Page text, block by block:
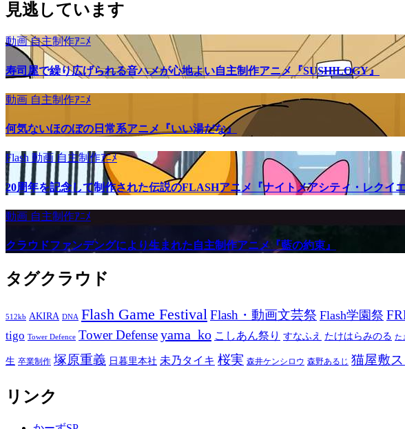
見逃しています
動画自主制作ｱﾆﾒ
寿司屋で繰り広げられる音ハメが心地よい自主制作アニメ『SUSHILOGY』
動画 自主制作ｱﾆﾒ
何気ないほのぼの日常系アニメ『いい湯だな』
Flash 動画自主制作ｱﾆﾒ
20周年を記念して制作された伝説のFLASHアニメ『ナイトメアシティ・レクイエ
動画 自主制作ｱﾆﾒ
クラウドファンデングにより生まれた自主制作アニメ『藍の約束』
タグクラウド
512kb AKIRA DNA Flash Game FestivalFlash・動画文芸祭 Flash学園祭
tigo Tower Defence Tower Defenseyama_ko こしあん祭り すなふえ たけはらみのる た
生 卒業制作 塚原重義 日暮里本社 未乃タイキ 桜実 森井ケンシロウ 森野あるじ 猫屋敷
リンク